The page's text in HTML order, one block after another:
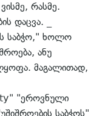
რასმე.
დაცვა. _
საბჭო," ხოლო
ანუ
მაგალითად,
"ეროვნული
საბჭოს"